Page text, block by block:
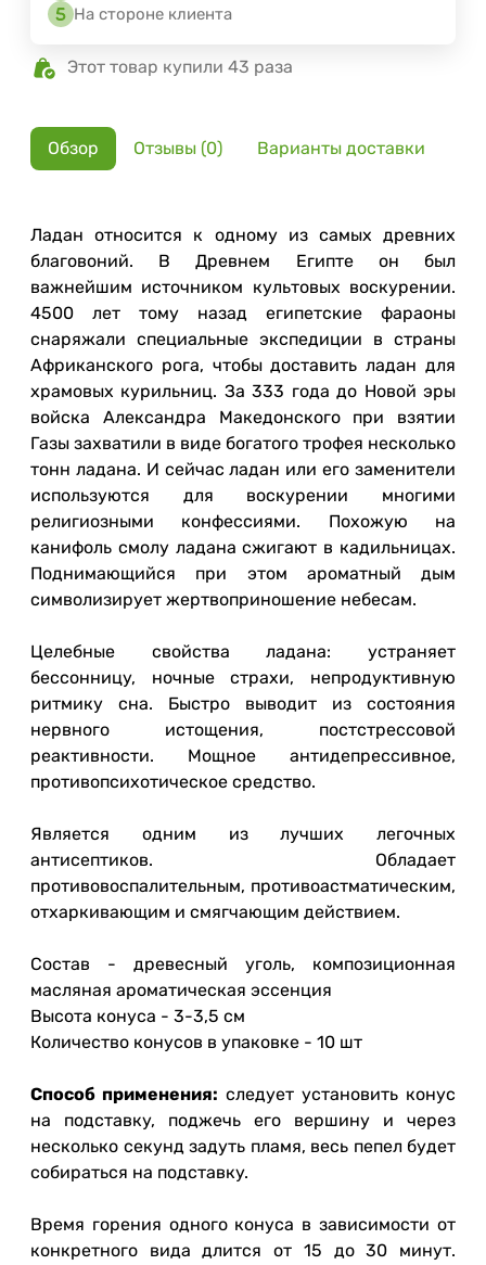
На стороне клиента
Этот товар купили 43 раза
Обзор Отзывы (0) Варианты доставки
Ладан относится к одному из самых древних
благовоний. В Древнем Египте он был
важнейшим источником культовых воскурении.
4500 лет тому назад египетские фараоны
снаряжали специальные экспедиции в страны
Африканского рога, чтобы доставить ладан для
храмовых курильниц. За 333 года до Новой эры
войска Александра Македонского при взятии
Газы захватили в виде богатого трофея несколько
тонн ладана. И сейчас ладан или его заменители
используются для воскурении многими
религиозными конфессиями. Похожую на
канифоль смолу ладана сжигают в кадильницах.
Поднимающийся при этом ароматный дым
символизирует жертвоприношение небесам.
Целебные свойства ладана: устраняет
бессонницу, ночные страхи, непродуктивную
ритмику сна. Быстро выводит из состояния
нервного истощения, постстрессовой
реактивности. Мощное антидепрессивное,
противопсихотическое средство.
Является одним из лучших легочных
антисептиков. Обладает
противовоспалительным, противоастматическим,
отхаркивающим и смягчающим действием.
Состав - древесный уголь, композиционная
масляная ароматическая эссенция
Высота конуса - 3-3,5 см
Количество конусов в упаковке - 10 шт
Способ применения: следует установить конус
на подставку, поджечь его вершину и через
несколько секунд задуть пламя, весь пепел будет
собираться на подставку.
Время горения одного конуса в зависимости от
конкретного вида длится от 15 до 30 минут.